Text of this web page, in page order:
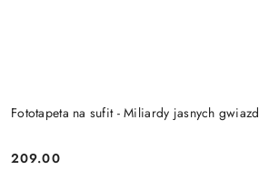
Fototapeta na sufit - Miliardy jasnych gwiazd
Cena:
209.00